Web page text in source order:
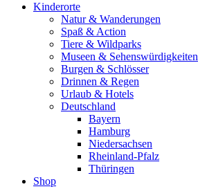
Kinderorte
Natur & Wanderungen
Spaß & Action
Tiere & Wildparks
Museen & Sehenswürdigkeiten
Burgen & Schlösser
Drinnen & Regen
Urlaub & Hotels
Deutschland
Bayern
Hamburg
Niedersachsen
Rheinland-Pfalz
Thüringen
Shop